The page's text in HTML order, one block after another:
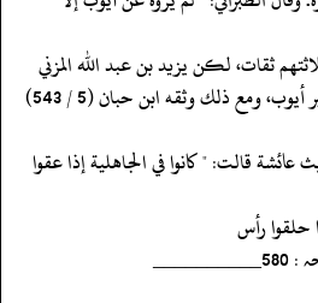
ثقات، لكن يزيد بن عبد الله المزني
‏‏‏‏مجهول، لم يذكروا عنه راويا غير أيوب، ومع ذلك وثقه ابن حبان (5 / 543)
قالت: " كانوا في الجاهلية إذا عقوا
حلقوا رأس